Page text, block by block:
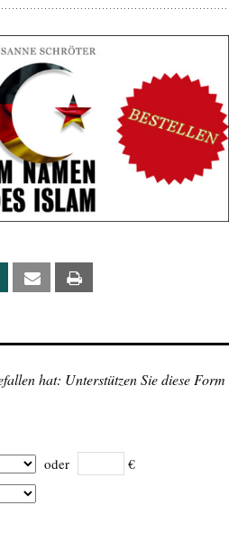
Xing Email
hat: Unterstützen Sie diese Form
oder €